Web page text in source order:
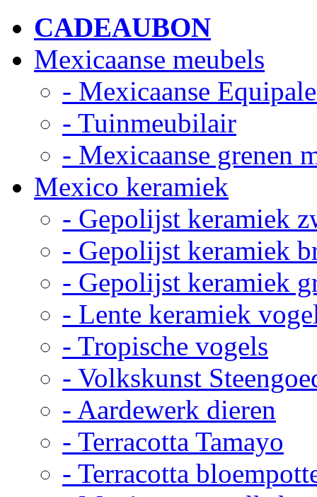
CADEAUBON
Mexicaanse meubels
- Mexicaanse
- Tuinmeubilair
- Mexicaanse grenen
Mexico keramiek
- Gepolijst keramiek
- Gepolijst keramiek
- Gepolijst keramiek
- Lente keramiek
- Tropische vogels
- Volkskunst
- Aardewerk dieren
- Terracotta Tamayo
- Terracotta